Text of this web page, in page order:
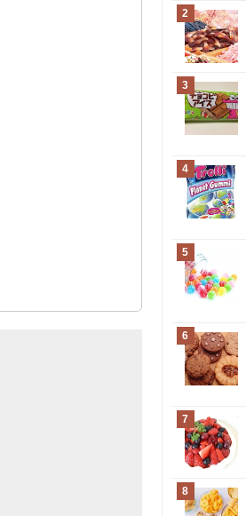
2
3
4
5
6
7
8